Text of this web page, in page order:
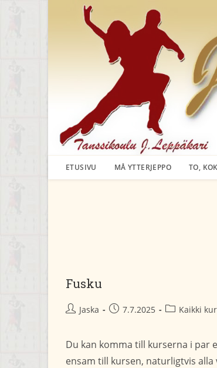
ETUSIVU MÅ YTTERJEPPO TO,
Fusku
Artikkelin
Jaska
Artikkeli
7.7.2025
Artikkelin
Kaikki
Du kan komma till kurserna i par
ensam till kursen, naturligtvis